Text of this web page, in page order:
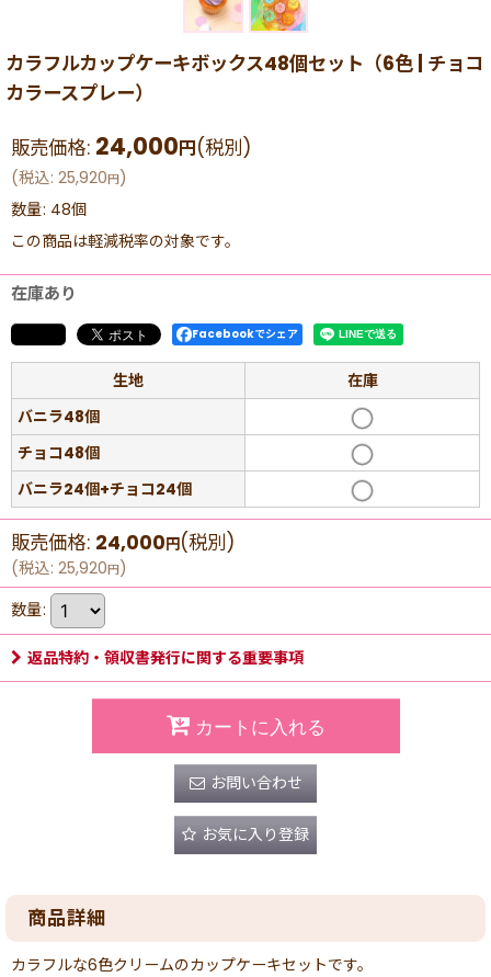
カラフルカップケーキボックス48個セット（6色 | チョコ
カラースプレー）
販売価格: 24,000円(税別)
(税込: 25,920円)
数量: 48個
この商品は軽減税率の対象です。
在庫あり
Facebookでシェア
生地
在庫
バニラ48個
チョコ48個
バニラ24個+チョコ24個
販売価格: 24,000円(税別)
(税込: 25,920円)
数量:
返品特約・領収書発行に関する重要事項
カートに入れる
お問い合わせ
お気に入り登録
商品詳細
カラフルな6色クリームのカップケーキセットです。